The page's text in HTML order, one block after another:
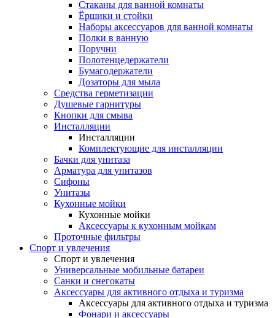
Стаканы для ванной комнаты
Ёршики и стойки
Наборы аксессуаров для ванной комнаты
Полки в ванную
Поручни
Полотенцедержатели
Бумагодержатели
Дозаторы для мыла
Средства герметизации
Душевые гарнитуры
Кнопки для смыва
Инсталляции
Инсталляции
Комплектующие для инсталляции
Бачки для унитаза
Арматура для унитазов
Сифоны
Унитазы
Кухонные мойки
Кухонные мойки
Аксессуары к кухонным мойкам
Проточные фильтры
Спорт и увлечения
Спорт и увлечения
Универсальные мобильные батареи
Санки и снегокаты
Аксессуары для активного отдыха и туризма
Аксессуары для активного отдыха и туризма
Фонари и аксессуары